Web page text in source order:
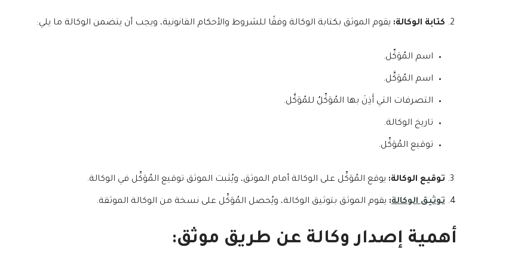
كتابة الوكالة: يقوم الموثق بكتابة الوكالة وفقًا للشروط والأحكام القانونية، ويجب أن يتضمن الوكالة ما يلي:
اسم المُوَكِّل.
اسم المُوَكَّل.
التصرفات التي أَذِنَ بها المُوَكِّلُ للمُوَكَّل.
تاريخ الوكالة.
توقيع المُوَكِّل.
توقيع الوكالة: يوقع المُوَكِّل على الوكالة أمام الموثق، ويُثبت الموثق توقيع المُوَكِّل في الوكالة.
توثيق الوكالة: يقوم الموثق بتوثيق الوكالة، ويُحصل المُوَكِّل على نسخة من الوكالة الموثقة.
أهمية إصدار وكالة عن طريق موثق: